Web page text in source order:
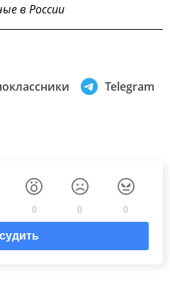
в России
Telegram
0 0 0